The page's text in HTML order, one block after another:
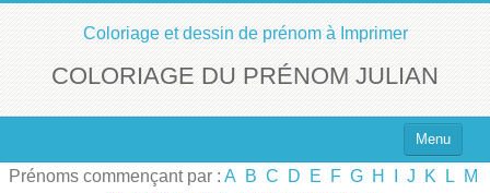
Coloriage et dessin de prénom à Imprimer
COLORIAGE DU PRÉNOM JULIAN
Menu
Top 100 des Prénoms
Prénoms commençant par : A B C D E F G H J K L
M